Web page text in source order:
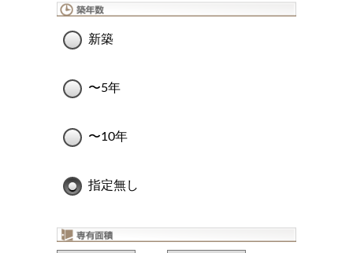
新築
〜5年
〜10年
指定無し